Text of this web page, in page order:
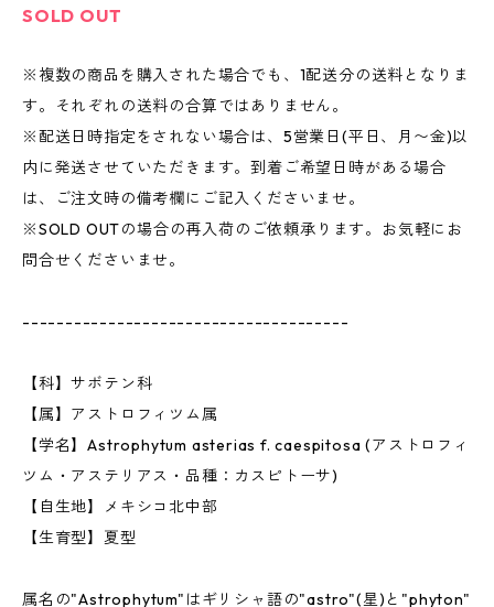
SOLD OUT
※複数の商品を購入された場合でも、1配送分の送料となりま
す。それぞれの送料の合算ではありません。
※配送日時指定をされない場合は、5営業日(平日、月〜金)以
内に発送させていただきます。到着ご希望日時がある場合
は、ご注文時の備考欄にご記入くださいませ。
※SOLD OUTの場合の再入荷のご依頼承ります。お気軽にお
問合せくださいませ。
--------------------------------------
【科】サボテン科
【属】アストロフィツム属
【学名】Astrophytum asterias f. caespitosa (アストロフィ
ツム・アステリアス・品種：カスピトーサ)
【自生地】メキシコ北中部
【生育型】夏型
属名の"Astrophytum"はギリシャ語の"astro"(星)と"phyton"